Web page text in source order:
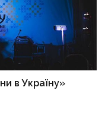
в Україну»